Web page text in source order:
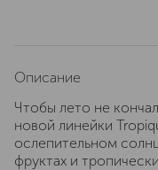
Описание
Чтобы лето не
новой линейки
ослепительном
фруктах и